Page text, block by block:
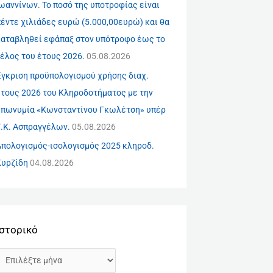
Το ποσό της υποτροφίας είναι
χιλιάδες ευρώ (5.000,00ευρώ) και θα
εφάπαξ στον υπότροφο έως το
του έτους 2026. 05.08.2026
προϋπολογισμού χρήσης διαχ.
2026 του Κληροδοτήματος με την
«Κωνσταντίνου Γκωλέτση» υπέρ
Ασπραγγέλων. 05.08.2026
ισολογισμός 2025 κληροδ.
04.08.2026